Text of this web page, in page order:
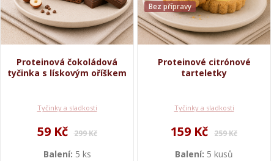
Proteinová čokoládová
tyčinka s lískovým oříškem
Tyčinky a sladkosti
59 Kč 299 Kč
Balení: 5 ks
Bez přípravy
Proteinové citrónové
tarteletky
Tyčinky a sladkosti
159 Kč 259 Kč
Balení: 5 kusů